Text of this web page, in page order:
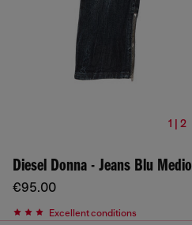
1 | 2
Diesel Donna - Jeans Blu Medio
€95.00
Excellent conditions